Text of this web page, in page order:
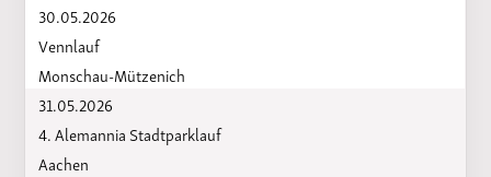
30.05.2026
Vennlauf
Monschau-Mützenich
31.05.2026
4. Alemannia Stadtparklauf
Aachen